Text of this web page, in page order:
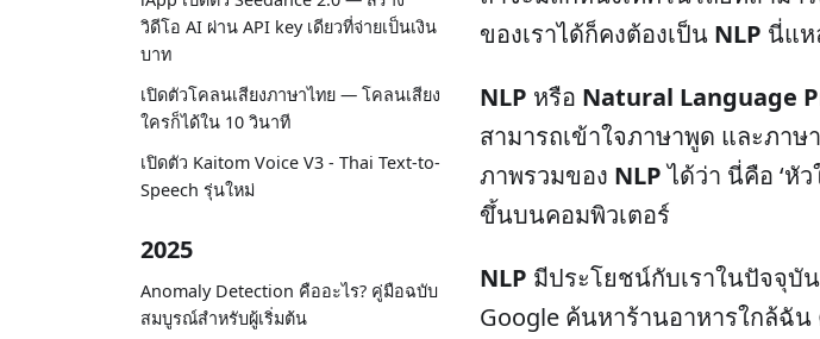
วิดีโอ AI ผ่าน API key เดียวที่จ่ายเป็นเงิน
บาท
เปิดตัวโคลนเสียงภาษาไทย — โคลนเสียง
ใครก็ได้ใน 10 วินาที
เปิดตัว Kaitom Voice V3 - Thai Text-to-
Speech รุ่นใหม่
2025
Anomaly Detection คืออะไร? คู่มือฉบับ
สมบูรณ์สำหรับผู้เริ่มต้น
ของเราได้ก็คงต้องเป็น NLP นี่แห
NLP หรือ Natural Language
สามารถเข้าใจภาษาพูด และภา
ภาพรวมของ NLPได้ว่า นี่คือ ‘หั
ขึ้นบนคอมพิวเตอร์
NLP มีประโยชน์กับเราในปัจจุบั
Google ค้นหาร้านอาหารใกล้ฉั